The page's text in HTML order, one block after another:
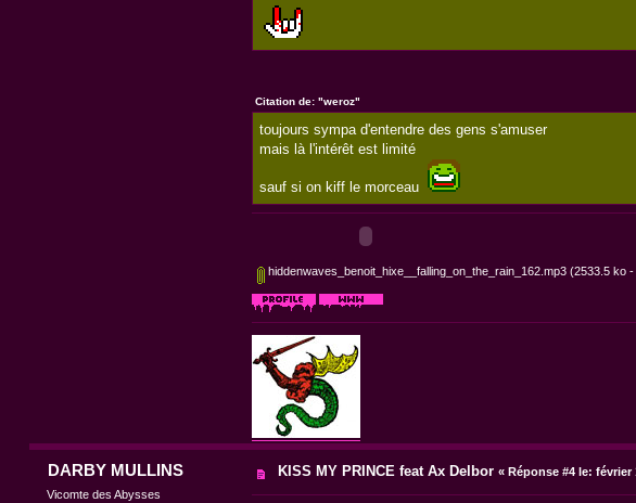
Citation de: "weroz"
toujours sympa d'entendre des gens s'amuser
mais là l'intérêt est limité
sauf si on kiff le morceau
hiddenwaves_benoit_hixe__falling_on_the_rain_162.mp3(2533.5 ko -
DARBY MULLINS
Vicomte des Abysses
KISS MY PRINCE feat Ax Delbor « Réponse #4 le: février